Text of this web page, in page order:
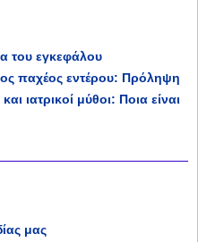
του εγκεφάλου
παχέος εντέρου: Πρόληψη
ιατρικοί μύθοι: Ποια είναι
μας